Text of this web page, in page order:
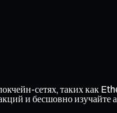
сетях, таких как
и бесшовно изучайте